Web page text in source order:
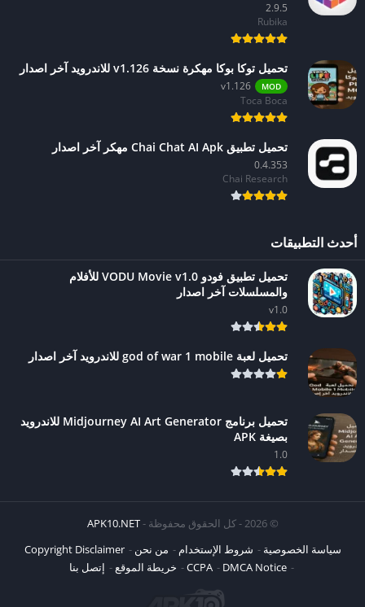
2.9.5
Rubika
تحميل توكا بوكا مهكرة نسخة v1.126 للاندرويد آخر اصدار
MOD
v1.126
Toca Boca
تحميل تطبيق Chai Chat AI Apk مهكر آخر اصدار
0.4.353
Chai Research
أحدث التطبيقات
تحميل تطبيق فودو VODU Movie v1.0 للأفلام
والمسلسلات آخر اصدار
v1.0
تحميل لعبة god of war 1 mobile للاندرويد آخر اصدار
تحميل برنامج Midjourney AI Art Generator للاندرويد
بصيغة APK
1.0
© 2026 - كل الحقوق محفوظة -
APK10.NET
سياسة الخصوصية
شروط الإستخدام من نحن
Copyright Disclaimer
DMCA Notice
CCPA خريطة الموقع إتصل بنا